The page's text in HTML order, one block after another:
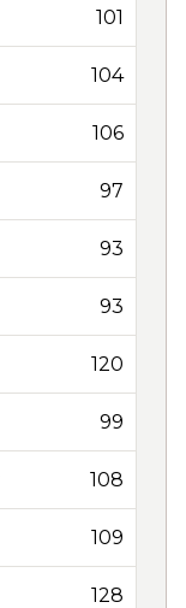
101
104
106
97
93
93
120
99
108
109
128